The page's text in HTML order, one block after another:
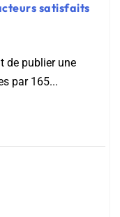
satisfaits
de publier une
par 165...